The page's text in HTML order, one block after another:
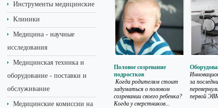
Инструменты медицинские
Клиники
Медицина - научные
исследования
Медицинская техника и
оборудование - поставки и
обслуживание
Медицинские комиссии на
Половое созревание
подростков
Когда родителям стоит
задуматься о половом
созревании своего ребенка?
Когда у сверстников...
за
первой